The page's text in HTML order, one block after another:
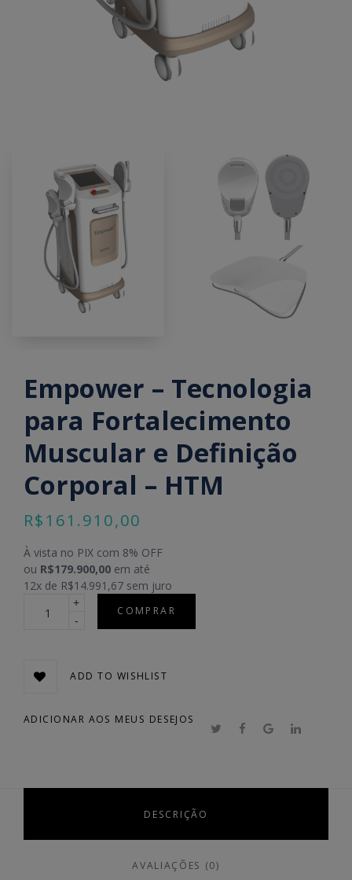
Empower – Tecnologia
para Fortalecimento
Muscular e Definição
Corporal – HTM
R$ 161.910,00
À vista no PIX com 8% OFF
ou R$179.900,00 em até
12x de R$14.991,67 sem juro
Quantidade
COMPRAR
ADD TO WISHLIST
ADICIONAR AOS MEUS DESEJOS
DESCRIÇÃO
AVALIAÇÕES (0)